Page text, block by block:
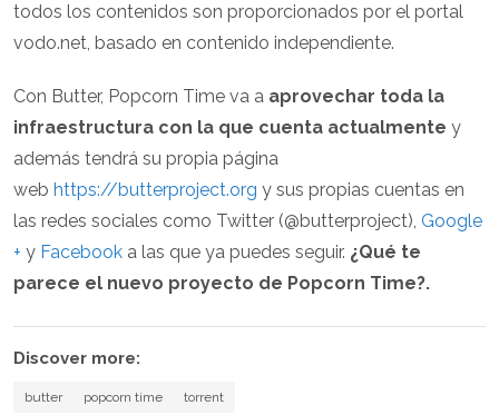
todos los contenidos son proporcionados por el portal
vodo.net, basado en contenido independiente.
Con Butter, Popcorn Time va a aprovechar toda la
infraestructura con la que cuenta actualmente y
además tendrá su propia página
web https://butterproject.org y sus propias cuentas en
las redes sociales como Twitter (@butterproject), Google
+ y Facebook a las que ya puedes seguir. ¿Qué te
parece el nuevo proyecto de Popcorn Time?.
Discover more:
butter popcorn time torrent